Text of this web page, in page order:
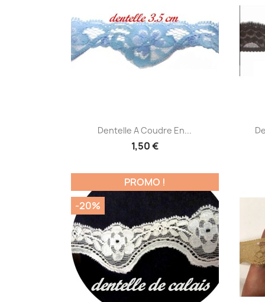
Aperçu rapide
Dentelle A Coudre En...
1,50 €
PROMO !
-20%